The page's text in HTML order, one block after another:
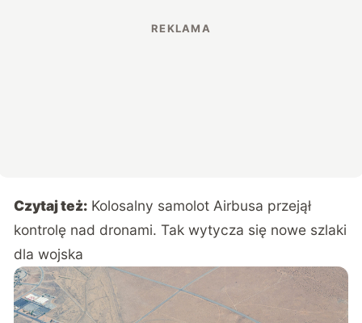
Czytaj też: Kolosalny samolot Airbusa przejął
kontrolę nad dronami. Tak wytycza się nowe szlaki
dla wojska